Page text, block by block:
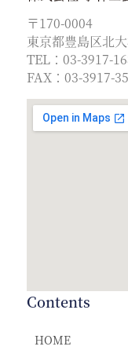
〒170-0004
東京都豊島区北
TEL：03-3917-
FAX：03-3917-
Contents
HOME